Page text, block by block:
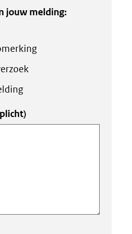
jouw melding: